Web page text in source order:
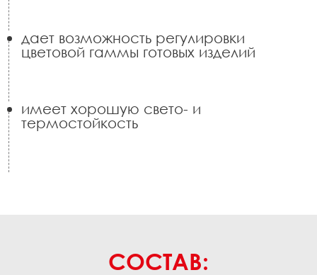
дает возможность регулировки
цветовой гаммы готовых изделий
имеет хорошую свето- и
термостойкость
СОСТАВ: